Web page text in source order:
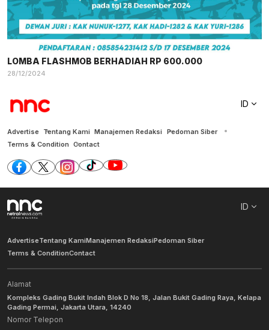
LOMBA FLASHMOB BERHADIAH RP 600.000
28/12/2024
ID
Advertise Tentang Kami Manajemen Redaksi Pedoman Siber
Terms & Condition Contact
ID
AdvertiseTentang KamiManajemen RedaksiPedoman Siber
Terms & ConditionContact
Alamat
Kompleks Gading Bukit Indah Blok D No 18, Jalan Bukit Gading Raya, Kelapa
Gading Permai, Jakarta Utara, 14240
Nomor Telepon